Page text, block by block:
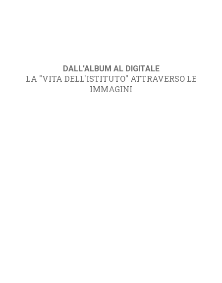
DALL'ALBUM AL DIGITALE
LA "VITA DELL'ISTITUTO" ATTRAVERSO LE
IMMAGINI